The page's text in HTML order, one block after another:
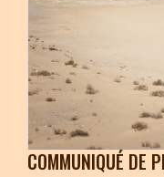
COMMUNIQUÉ DE